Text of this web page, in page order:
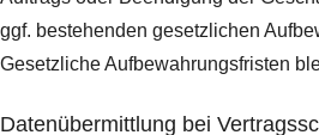
ggf. bestehenden gesetzlichen
Gesetzliche Aufbewahrungsfristen
Daten­übermittlung bei